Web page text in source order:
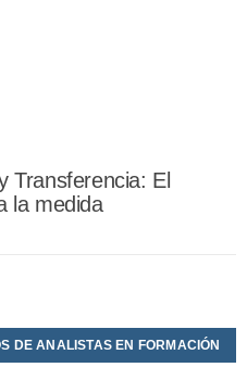
Transferencia: El
la medida
DE ANALISTAS EN FORMACIÓN